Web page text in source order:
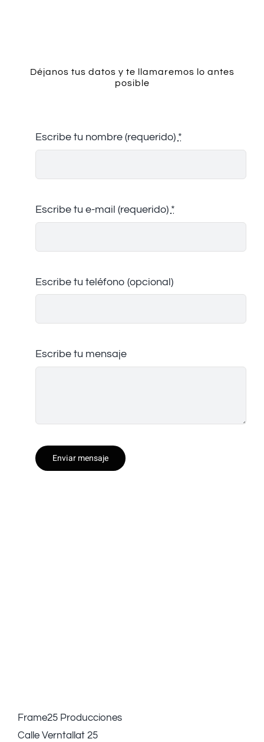
Déjanos tus datos y te llamaremos lo antes
posible
Escribe tu nombre (requerido) *
Escribe tu e-mail (requerido) *
Escribe tu teléfono (opcional)
Escribe tu mensaje
Enviar mensaje
Frame25 Producciones
Calle Verntallat 25